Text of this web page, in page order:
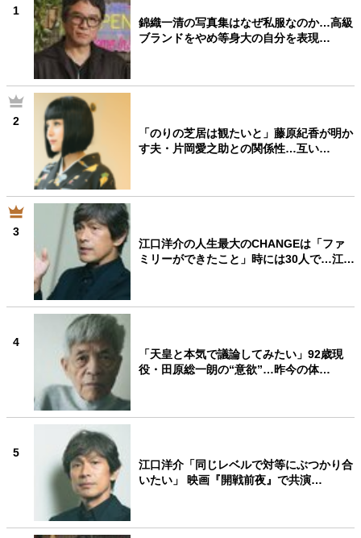
1
錦織一清の写真集はなぜ私服なのか…高級
ブランドをやめ等身大の自分を表現…
2
「のりの芝居は観たいと」藤原紀香が明か
す夫・片岡愛之助との関係性…互い…
3
江口洋介の人生最大のCHANGEは「ファ
ミリーができたこと」時には30人で…江…
4
「天皇と本気で議論してみたい」92歳現
役・田原総一朗の“意欲”…昨今の体…
5
江口洋介「同じレベルで対等にぶつかり合
いたい」 映画『開戦前夜』で共演…